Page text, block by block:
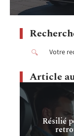
Article
Résilié